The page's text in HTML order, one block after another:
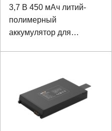
3,7 В 450 мАч литий-
полимерный
аккумулятор для